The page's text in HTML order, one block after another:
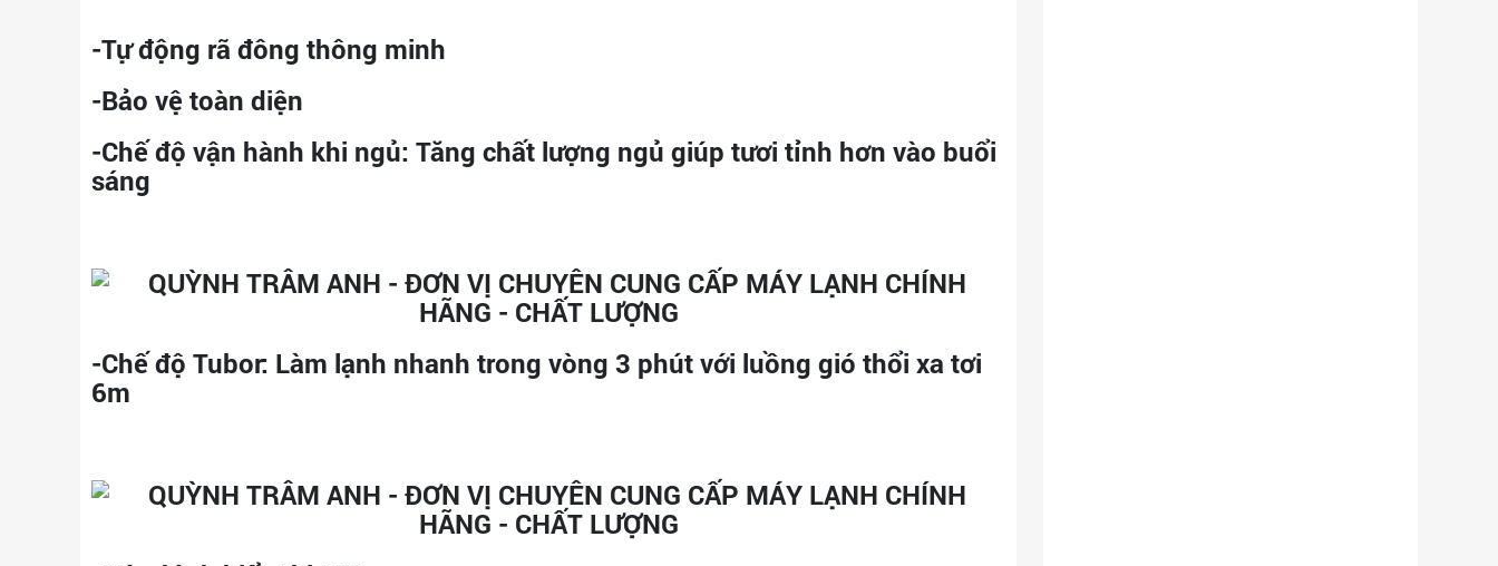
-Tự động rã đông thông minh
-Bảo vệ toàn diện
-Chế độ vận hành khi ngủ: Tăng chất lượng ngủ giúp tươi tỉnh hơn vào buổi
sáng
-Chế độ Tubor: Làm lạnh nhanh trong vòng 3 phút với luồng gió thổi xa tơi
6m